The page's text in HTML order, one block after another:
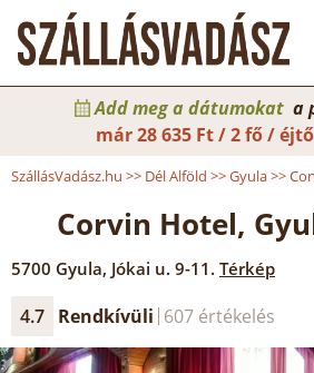
Add meg a dátumokat a
már28 635 Ft / 2 fő /
SzállásVadász.hu >> Dél Alföld >>Gyula>>
Corvin Hotel,
5700 Gyula, Jókai u. 9-11. Térkép
4.7 Rendkívüli 607 értékelés